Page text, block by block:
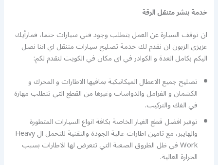
خدمة بنشر متنقل الرقة
ان توقف السيارة عن العمل يتطلب وجود فني سيارات حتما، فمارأيك
عزيزي الزبون ان نقدم لك خدمة تصليح سيارات متنقل اي اننا نصل
اليكم بكامل العدة و الكوادر في اي مكان في الكويت لنقدم لكم:
تصليح جميع الاعطال الميكانيكية بمافيها الاطارات و المحرك و
الكشمان و الفرامل والدواسات وغيرها من القطع التي تتطلب مهارة
في الفك والتركيب.
توفير افضل قطع الغيار الخاصة بكافة انواع السيارات المتطورة
والهايبر، مع تامين اطارات عالية الجودة والتقنية للتحمل ال Heavy
Work في ظل الظروق الصعبة التي تتعرض لها الاطارات بسبب
الحرارة العالية.